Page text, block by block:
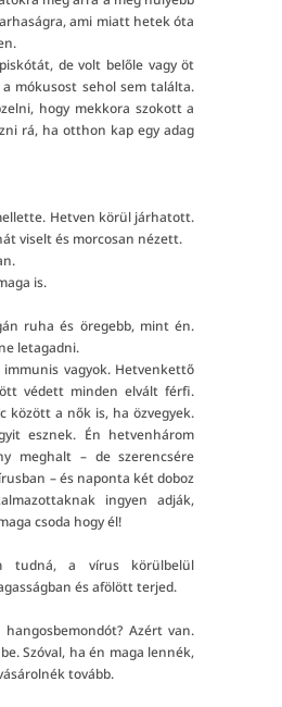
ami miatt hetek óta
de volt belőle vagy öt
mókusost sehol sem találta.
hogy mekkora szokott a
rá, ha otthon kap egy adag
Hetven körül járhatott.
viselt és morcosan nézett.
is.
ruha és öregebb, mint én.
letagadni.
vagyok. Hetvenkettő
védett minden elvált férfi.
között a nők is, ha özvegyek.
esznek. Én hetvenhárom
meghalt – de szerencsére
– és naponta két doboz
ingyen adják,
csoda hogy él!
a vírus körülbelül
és afölött terjed.
Azért van.
Szóval, ha én maga lennék,
tovább.